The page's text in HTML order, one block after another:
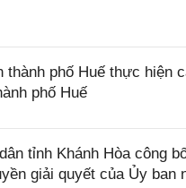
thành phố Huế thực hiện
phố Huế
tỉnh Khánh Hòa công
giải quyết của Ủy ban